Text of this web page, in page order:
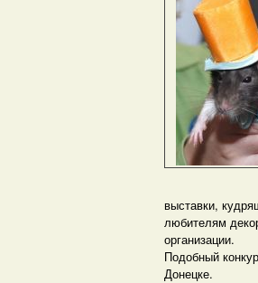
выставки,
любителям
организации.
Подобный
Донецке.